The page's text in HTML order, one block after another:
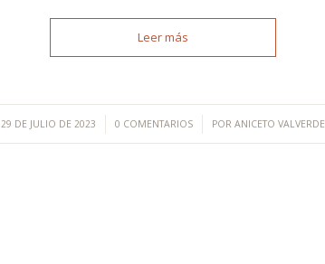
Leer más
29 DE JULIO DE 2023
/ 0 COMENTARIOS
/ PORANICETO VALVERDE